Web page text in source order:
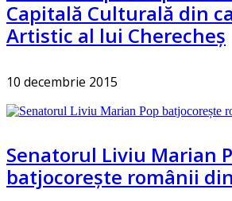
Capitală Culturală din
Artistic al lui Cherecheș
10 decembrie 2015
Senatorul Liviu Marian
batjocorește românii